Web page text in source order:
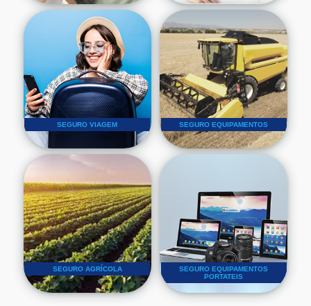
SEGURO VIAGEM SEGURO EQUIPAMENTOS
SEGURO AGRÍCOLA
SEGURO EQUIPAMENTOS
PORTATEIS